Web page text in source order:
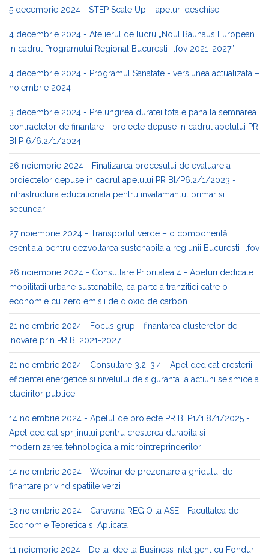
5 decembrie 2024 - STEP Scale Up – apeluri deschise
4 decembrie 2024 - Atelierul de lucru „Noul Bauhaus European
in cadrul Programului Regional Bucuresti-Ilfov 2021-2027”
4 decembrie 2024 - Programul Sanatate - versiunea actualizata –
noiembrie 2024
3 decembrie 2024 - Prelungirea duratei totale pana la semnarea
contractelor de finantare - proiecte depuse in cadrul apelului PR
BI P 6/6.2/1/2024
26 noiembrie 2024 - Finalizarea procesului de evaluare a
proiectelor depuse in cadrul apelului PR BI/P6.2/1/2023 -
Infrastructura educationala pentru invatamantul primar si
secundar
27 noiembrie 2024 - Transportul verde – o componentă
esentiala pentru dezvoltarea sustenabila a regiunii Bucuresti-Ilfov
26 noiembrie 2024 - Consultare Prioritatea 4 - Apeluri dedicate
mobilitatii urbane sustenabile, ca parte a tranzitiei catre o
economie cu zero emisii de dioxid de carbon
21 noiembrie 2024 - Focus grup - finantarea clusterelor de
inovare prin PR BI 2021-2027
21 noiembrie 2024 - Consultare 3.2_3.4 - Apel dedicat cresterii
eficientei energetice si nivelului de siguranta la actiuni seismice a
cladirilor publice
14 noiembrie 2024 - Apelul de proiecte PR BI P1/1.8/1/2025 -
Apel dedicat sprijinului pentru cresterea durabila si
modernizarea tehnologica a microintreprinderilor
14 noiembrie 2024 - Webinar de prezentare a ghidului de
finantare privind spatiile verzi
13 noiembrie 2024 - Caravana REGIO la ASE - Facultatea de
Economie Teoretica si Aplicata
11 noiembrie 2024 - De la idee la Business inteligent cu Fonduri